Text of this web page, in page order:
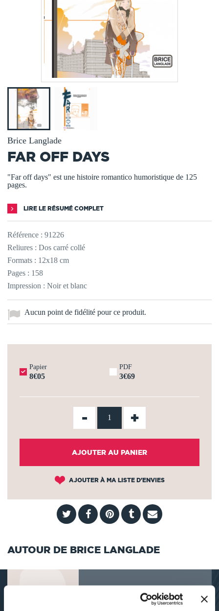
Brice Langlade
FAR OFF DAYS
"Far off days" est une histoire romantico humoristique de 125
pages.
LIRE LE RÉSUMÉ COMPLET
Référence : 91226
Reliures : Dos carré collé
Formats : 12x18 cm
Pages : 158
Impression : Noir et blanc
Aucun point de fidélité pour ce produit.
Papier
8€05
PDF
3€69
- +
AJOUTER AU PANIER
AJOUTER À MA LISTE D'ENVIES
AUTOUR DE BRICE LANGLADE